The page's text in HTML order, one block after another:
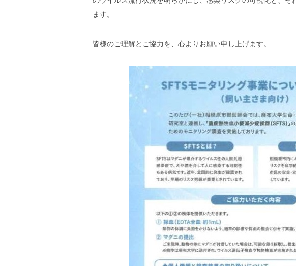
ます。
皆様のご理解とご協力を、心よりお願い申し上げます。